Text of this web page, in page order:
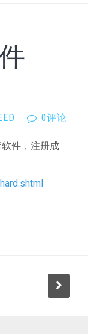
· 0评论
件，注册成